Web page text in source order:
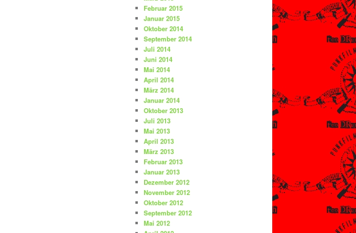
Februar 2015
Januar 2015
Oktober 2014
September 2014
Juli 2014
Juni 2014
Mai 2014
April 2014
März 2014
Januar 2014
Oktober 2013
Juli 2013
Mai 2013
April 2013
März 2013
Februar 2013
Januar 2013
Dezember 2012
November 2012
Oktober 2012
September 2012
Mai 2012